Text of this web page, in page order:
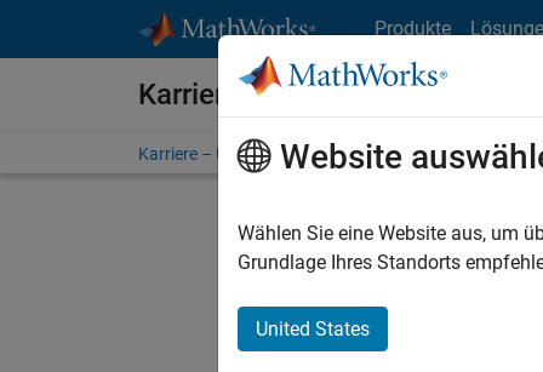
Produkte
Karriere bei MathWorks
Karriere – Übersicht Stellensuche
FILTER:
Website
Wählen Sie eine Website aus, um
Grundlage Ihres Standorts
United States